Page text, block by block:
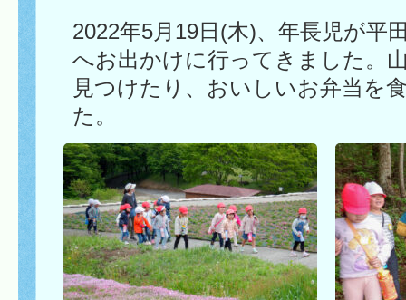
2022年5月19日(木)、年長児が平
へお出かけに行ってきました。
見つけたり、おいしいお弁当を
た。